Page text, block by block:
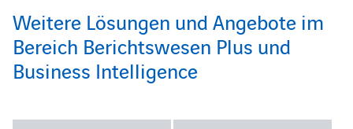
Weitere Lösungen und Angebote im
Bereich Berichtswesen Plus und
Business Intelligence